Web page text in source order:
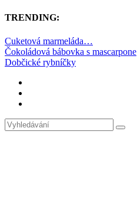
TRENDING:
Cuketová marmeláda…
Čokoládová bábovka s mascarpone
Dobčické rybníčky